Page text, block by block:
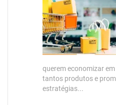
querem economizar
tantos produtos e
estratégias...